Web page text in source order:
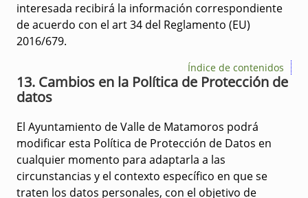
interesada recibirá la información correspondiente
de acuerdo con el art 34 del Reglamento (EU)
2016/679.
Índice de contenidos
13. Cambios en la Política de Protección de
datos
El Ayuntamiento de Valle de Matamoros podrá
modificar esta Política de Protección de Datos en
cualquier momento para adaptarla a las
circunstancias y el contexto específico en que se
traten los datos personales, con el objetivo de